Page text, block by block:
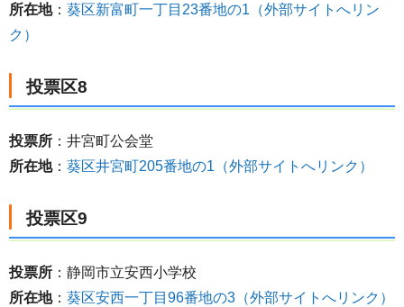
所在地： 葵区新富町一丁目23番地の1（外部サイトへリン
ク）
投票区8
投票所 ：井宮町公会堂
所在地： 葵区井宮町205番地の1（外部サイトへリンク）
投票区9
投票所 ：静岡市立安西小学校
所在地： 葵区安西一丁目96番地の3（外部サイトへリンク）